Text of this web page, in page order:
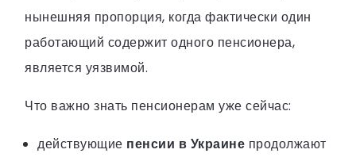
нынешняя пропорция, когда фактически один
работающий содержит одного пенсионера,
является уязвимой.
Что важно знать пенсионерам уже сейчас:
действующие пенсии в Украине продолжают